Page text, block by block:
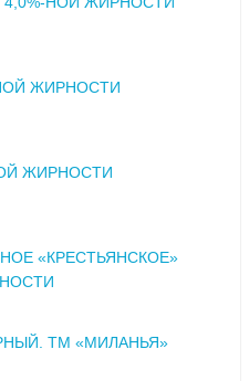
ЖИРНОСТИ
ЖИРНОСТИ
«КРЕСТЬЯНСКОЕ»
ТМ «МИЛАНЬЯ»